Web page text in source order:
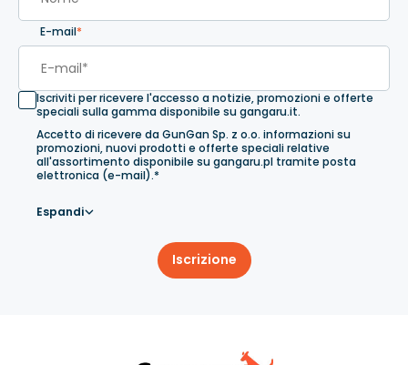
E-mail*
Iscriviti per ricevere l'accesso a notizie, promozioni e offerte
speciali sulla gamma disponibile su gangaru.it.
Accetto di ricevere da GunGan Sp. z o.o. informazioni su
promozioni, nuovi prodotti e offerte speciali relative
all'assortimento disponibile su gangaru.pl tramite posta
elettronica (e-mail).*
Espandi
Iscrizione